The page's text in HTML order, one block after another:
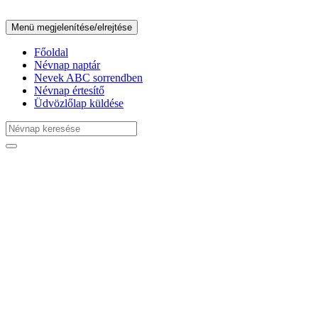
Menü megjelenítése/elrejtése
Főoldal
Névnap naptár
Nevek ABC sorrendben
Névnap értesítő
Üdvözlőlap küldése